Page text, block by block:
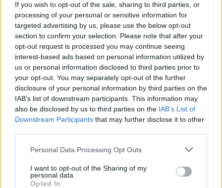
If you wish to opt-out of the sale, sharing to third parties, or
processing of your personal or sensitive information for
targeted advertising by us, please use the below opt-out
section to confirm your selection. Please note that after your
opt-out request is processed you may continue seeing
interest-based ads based on personal information utilized by
us or personal information disclosed to third parties prior to
your opt-out. You may separately opt-out of the further
disclosure of your personal information by third parties on the
IAB’s list of downstream participants. This information may
also be disclosed by us to third parties on the IAB’s List of
Downstream Participants that may further disclose it to other
Personal Data Processing Opt Outs
I want to opt-out of the Sharing of my
personal data.
Opted In
Komentuoti gali tik Lrytas registruoti vartotojai.
Prisijunkite prie registruotų vartotojų
bendruomenės ir bendraukite komentaruose!
Rodyti komentarus
Prisijungti komentatoriams